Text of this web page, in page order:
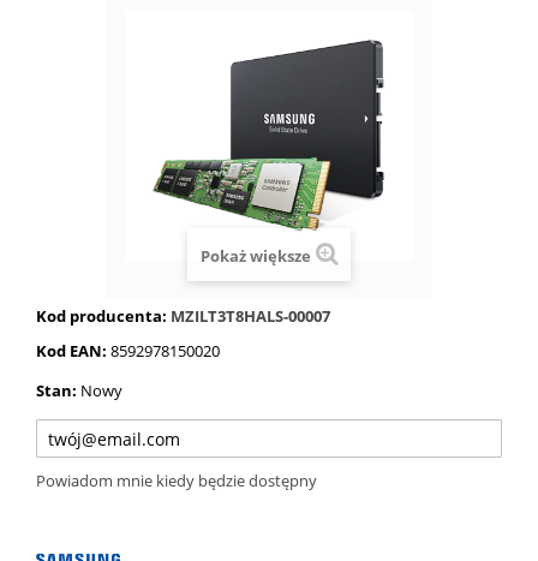
Pokaż większe
Kod producenta: MZILT3T8HALS-00007
Kod EAN: 8592978150020
Stan: Nowy
Powiadom mnie kiedy będzie dostępny